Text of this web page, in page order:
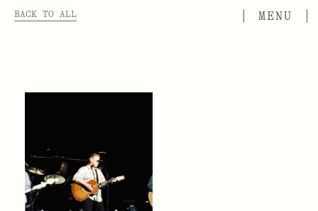
BACK TO ALL